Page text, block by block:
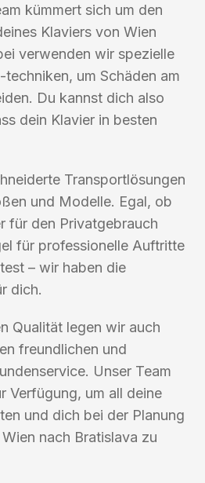
kümmert sich um den
Klaviers von Wien
verwenden wir spezielle
um Schäden am
Du kannst dich also
dein Klavier in besten
Transportlösungen
und Modelle. Egal, ob
für den Privatgebrauch
für professionelle Auftritte
– wir haben die
dich.
Qualität legen wir auch
freundlichen und
Unser Team
Verfügung, um all deine
und dich bei der Planung
nach Bratislava zu